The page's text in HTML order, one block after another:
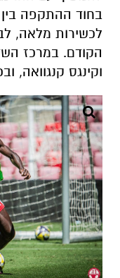
בחוד ההתקפה בין
לכשירות מלאה,
הקודם. במרכז
וקינגס קנגוואה,